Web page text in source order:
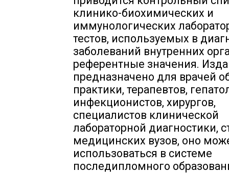
клинико-биохимических и
иммунологических
тестов, используемых в
заболеваний внутренних
референтные значения.
предназначено для врачей
практики, терапевтов,
инфекционистов, хирургов,
специалистов клинической
лабораторной диагностики,
медицинских вузов, оно
использоваться в системе
последипломного